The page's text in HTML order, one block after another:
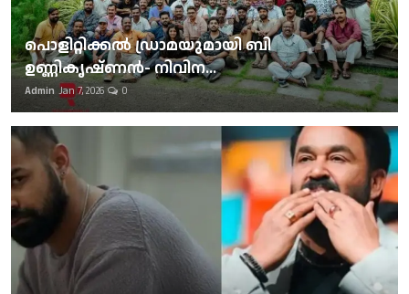
പൊളിറ്റിക്കല്‍ ഡ്രാമയുമായി ബി
ഉണ്ണികൃഷ്ണന്‍- നിവിന...
Admin Jan 7, 2026 0